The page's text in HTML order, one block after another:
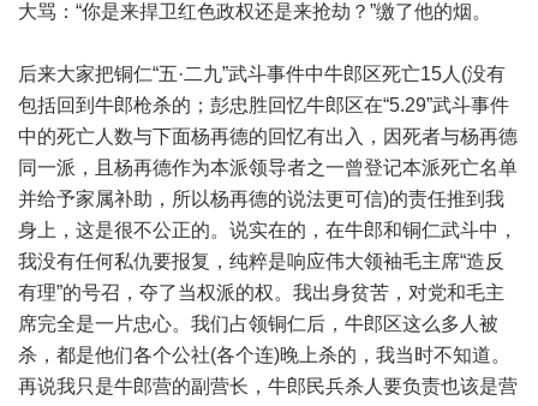
大骂：“你是来捍卫红色政权还是来抢劫？”缴了他的烟。
后来大家把铜仁“五·二九”武斗事件中牛郎区死亡15人(没有
包括回到牛郎枪杀的；彭忠胜回忆牛郎区在“5.29”武斗事件
中的死亡人数与下面杨再德的回忆有出入，因死者与杨再德
同一派，且杨再德作为本派领导者之一曾登记本派死亡名单
并给予家属补助，所以杨再德的说法更可信)的责任推到我
身上，这是很不公正的。说实在的，在牛郎和铜仁武斗中，
我没有任何私仇要报复，纯粹是响应伟大领袖毛主席“造反
有理”的号召，夺了当权派的权。我出身贫苦，对党和毛主
席完全是一片忠心。我们占领铜仁后，牛郎区这么多人被
杀，都是他们各个公社(各个连)晚上杀的，我当时不知道。
再说我只是牛郎营的副营长，牛郎民兵杀人要负责也该是营